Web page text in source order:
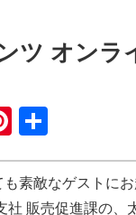
ツ オンラ
Pi
er
e
素敵なゲストに
社 販売促進課の、